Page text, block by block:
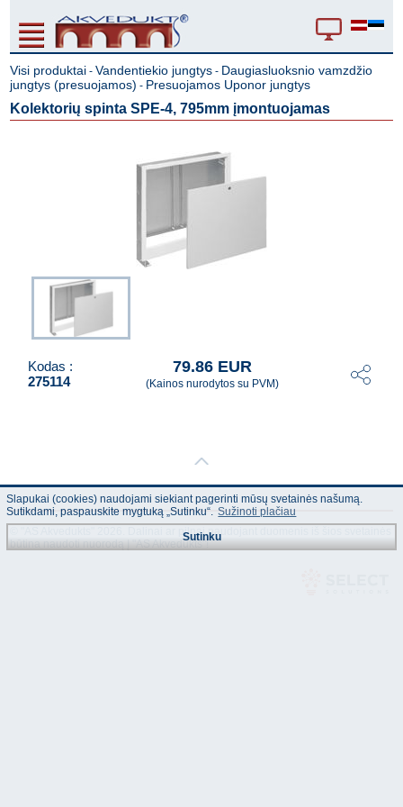
Visi produktai -Vandentiekio jungtys - Daugiasluoksnio vamzdžio
jungtys (presuojamos) - Presuojamos Uponor jungtys
Kolektorių spinta SPE-4, 795mm įmontuojamas
Kodas :
275114
79.86 EUR
(Kainos nurodytos su PVM)
© "AS Akvedukts" 2026. Dalinai ar pilnai naudojant duomenis iš šios svetainės
būtina naudoti nuorodą Į "AS Akvedukts"!
Slapukai (cookies) naudojami siekiant pagerinti mūsų svetainės našumą.
Sutikdami, paspauskite mygtuką „Sutinku“. Sužinoti plačiau
Sutinku